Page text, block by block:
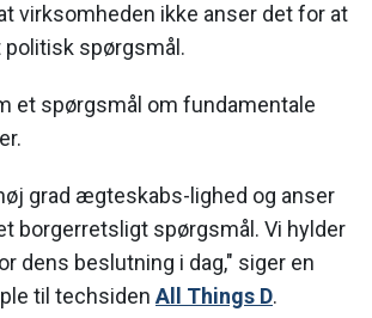
virksomheden ikke anser det for at
spørgsmål.
et spørgsmål om fundamentale
grad ægteskabs-lighed og anser
borgerretsligt spørgsmål. Vi hylder
dens beslutning i dag," siger en
til techsiden All Things D.